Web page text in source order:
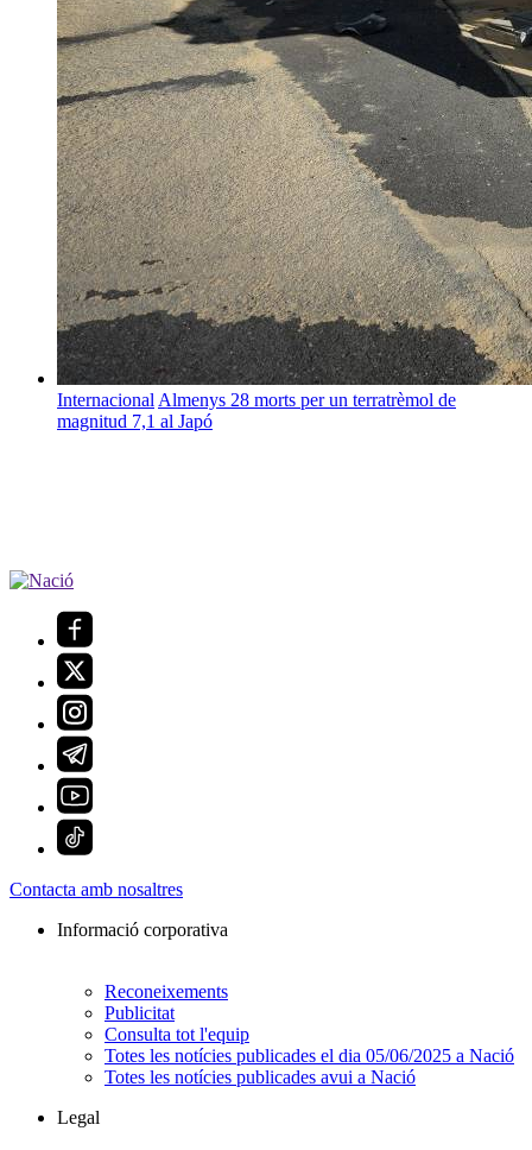
Internacional Almenys 28 morts per un terratrèmol de
magnitud 7,1 al Japó
Contacta amb nosaltres
Informació corporativa
Reconeixements
Publicitat
Consulta tot l'equip
Totes les notícies publicades el dia 05/06/2025 a Nació
Totes les notícies publicades avui a Nació
Legal